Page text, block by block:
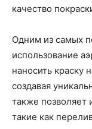
качество
Одним из самых
использование
наносить краску
создавая
также позволяет
такие как